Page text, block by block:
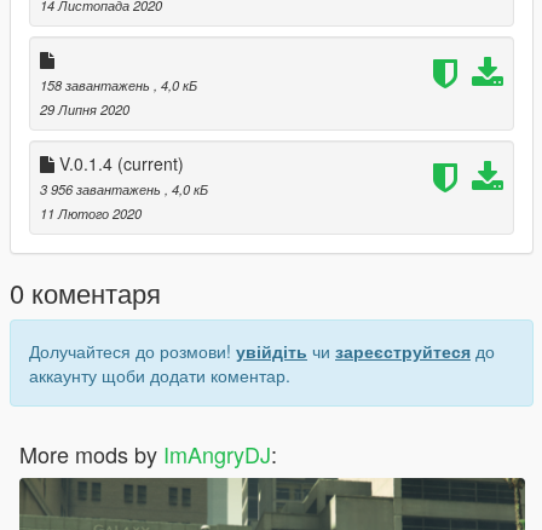
x64/ levels/gtav/citye/maps/custom maps rpf/ paste it here
> Open gtav and go to the location
14 Листопада 2020
158 завантажень
, 4,0 кБ
29 Липня 2020
V.0.1.4 (current)
3 956 завантажень
, 4,0 кБ
11 Лютого 2020
0 коментаря
Долучайтеся до розмови! увійдіть чи зареєструйтеся до
аккаунту щоби додати коментар.
More mods by ImAngryDJ: